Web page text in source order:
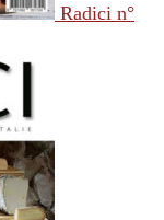
Radici n°